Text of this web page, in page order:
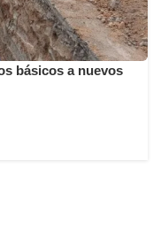
básicos a nuevos